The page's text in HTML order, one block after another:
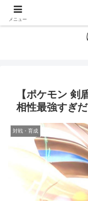
【ポケモン 剣
相性最強すぎ
対戦・育成
メニュー